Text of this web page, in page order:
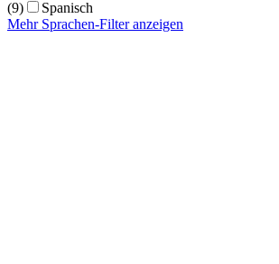
(9)
Spanisch
Mehr Sprachen-Filter anzeigen